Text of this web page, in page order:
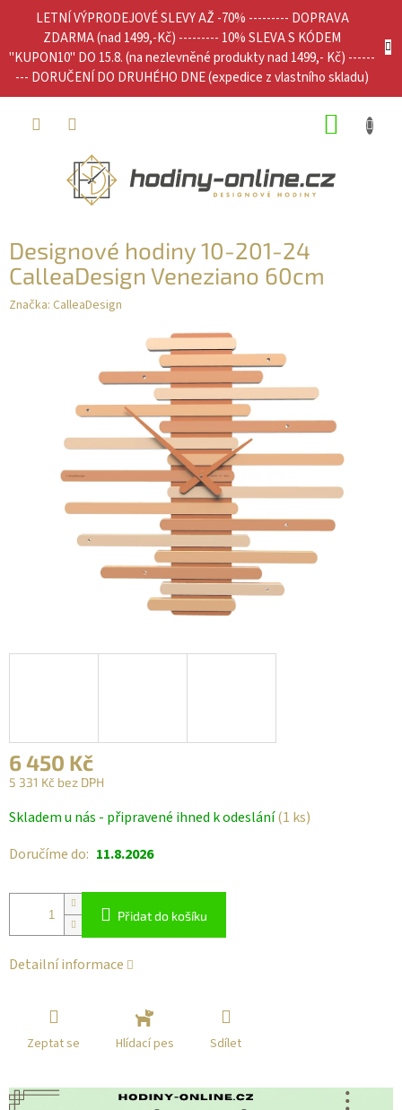
LETNÍ VÝPRODEJOVÉ SLEVY AŽ -70% --------- DOPRAVA
ZDARMA (nad 1499,-Kč) --------- 10% SLEVA S KÓDEM
"KUPON10" DO 15.8. (na nezlevněné produkty nad 1499,- Kč) ------
--- DORUČENÍ DO DRUHÉHO DNE (expedice z vlastního skladu)
Designové hodiny 10-201-24
CalleaDesign Veneziano 60cm
Značka: CalleaDesign
6 450 Kč
5 331 Kč bez DPH
cena:
Skladem u nás - připravené ihned k odeslání(1 ks)
Doručíme do: 11.8.2026
Přidat do košíku
Detailní informace
Zeptat se Hlídací pes Sdílet